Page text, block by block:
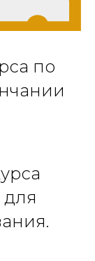
по
для